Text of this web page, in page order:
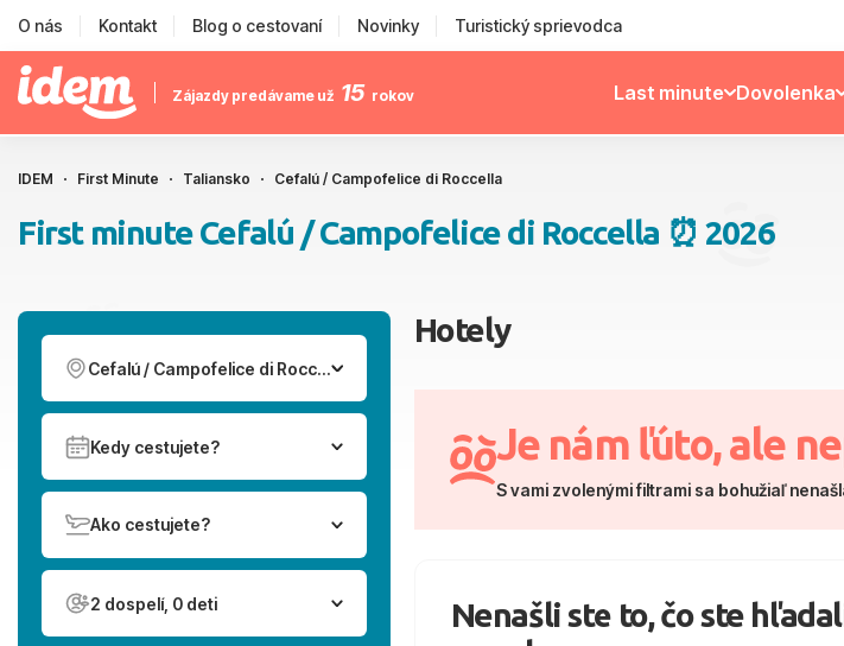
O nás Kontakt Blog o cestovaní Novinky Turistický sprievodca
Zájazdy predávame už 15 rokov Last minute Dovolenka
IDEM First Minute Taliansko Cefalú / Campofelice di Roccella
First minute Cefalú / Campofelice di Roccella ⏰ 2026
Cefalú / Campofelice di Roccella
Kedy cestujete?
Ako cestujete?
2 dospelí, 0 deti
Hotely
Je nám ľúto, ale
S vami zvolenými filtrami sa bohužiaľ
Nenašli ste to, čo ste